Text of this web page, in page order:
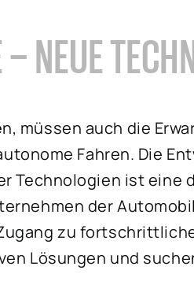
NEUE
müssen auch die
Fahren. Die
Technologien ist eine
der
zu
Lösungen und